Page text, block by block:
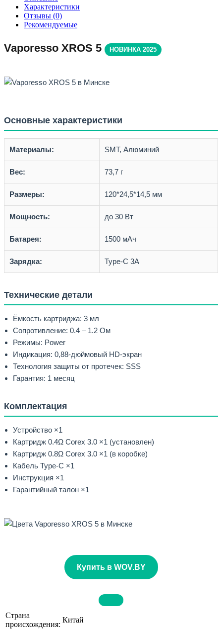
Характеристики
Отзывы (0)
Рекомендуемые
Vaporesso XROS 5 НОВИНКА 2025
Основные характеристики
Материалы: SMT, Алюминий
Вес: 73,7 г
Размеры: 120*24,5*14,5 мм
Мощность: до 30 Вт
Батарея: 1500 мАч
Зарядка: Type-C 3A
Технические детали
Ёмкость картриджа: 3 мл
Сопротивление: 0.4 – 1.2 Ом
Режимы: Power
Индикация: 0,88-дюймовый HD-экран
Технология защиты от протечек: SSS
Гарантия: 1 месяц
Комплектация
Устройство ×1
Картридж 0.4Ω Corex 3.0 ×1 (установлен)
Картридж 0.8Ω Corex 3.0 ×1 (в коробке)
Кабель Type-C ×1
Инструкция ×1
Гарантийный талон ×1
Купить в WOV.BY
Страна
происхождения:
Китай